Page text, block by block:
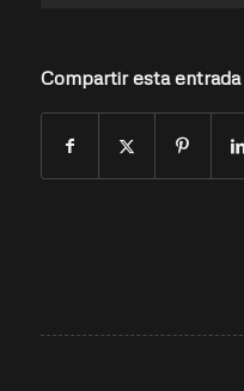
Compartir esta entrada